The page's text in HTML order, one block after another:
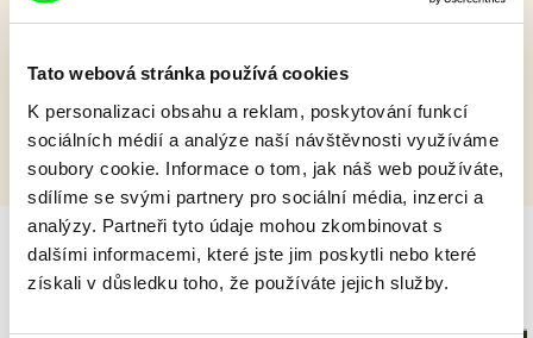
Tato webová stránka používá cookies
K personalizaci obsahu a reklam, poskytování funkcí
sociálních médií a analýze naší návštěvnosti využíváme
soubory cookie. Informace o tom, jak náš web používáte,
sdílíme se svými partnery pro sociální média, inzerci a
analýzy. Partneři tyto údaje mohou zkombinovat s
dalšími informacemi, které jste jim poskytli nebo které
získali v důsledku toho, že používáte jejich služby.
Kvíz 12+